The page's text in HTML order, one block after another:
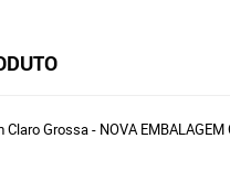
Grossa - NOVA EMBALAGEM